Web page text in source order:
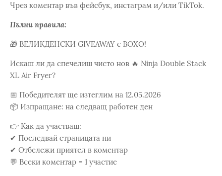
Чрез коментар във фейсбук, инстаграм и/или TikTok.
Пълни правила:
🎁 ВЕЛИКДЕНСКИ GIVEAWAY с BOXO!
Искаш ли да спечелиш чисто нов 🔥 Ninja Double Stack
XL Air Fryer?
📅 Победителят ще изтеглим на 12.05.2026
📦 Изпращане: на следващ работен ден
👉 Как да участваш:
✔ Последвай страницата ни
✔ Отбележи приятел в коментар
💬 Всеки коментар = 1 участие